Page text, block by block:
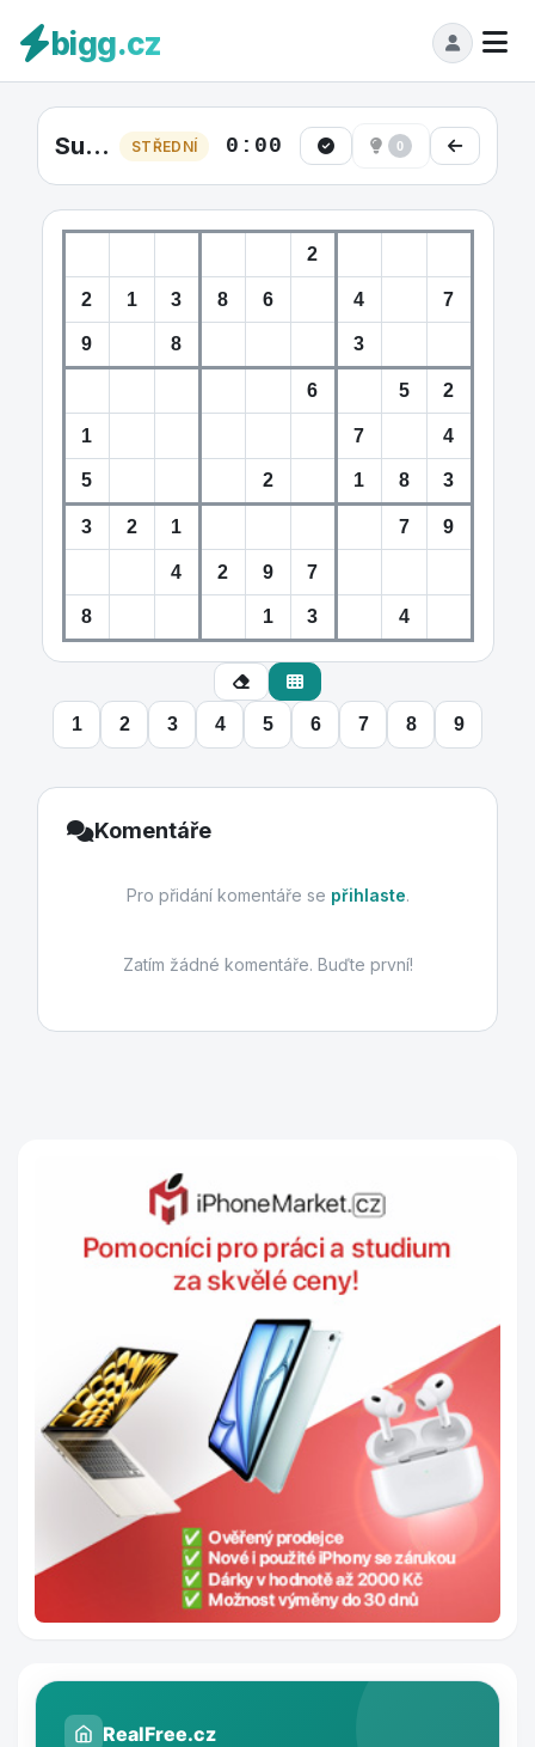
bigg.cz
Sudoku Střední #34 STŘEDNÍ 0:00 0
1 2 3 4 5 6 7 8 9
Komentáře
Pro přidání komentáře se přihlaste.
Zatím žádné komentáře. Buďte první!
RealFree.cz